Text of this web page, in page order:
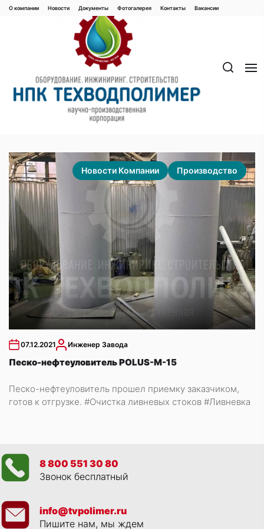
Перейти
Новости Компании Производство
07.12.2021 Инженер Завода
Песко-нефтеуловитель POLUS-M-15
Песко-нефтеуловитель прошел приемку заказчиком,
готов к отгрузке. #Очистка ливневых стоков #Ливневка
О компании Новости Документы Фотогалерея Контaкты Вакaнсии
8 800 551 30 80
Звонок бесплатный
info@tvpolimer.ru
Пишите нам, мы ждем